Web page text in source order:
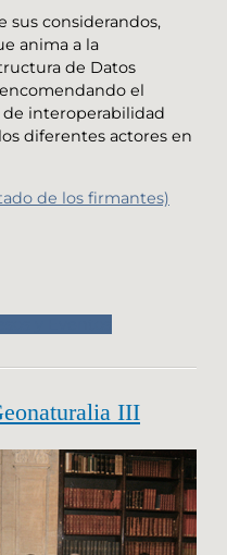
sus considerandos,
anima a la
de Datos
el
interoperabilidad
diferentes actores en
de los firmantes)
III